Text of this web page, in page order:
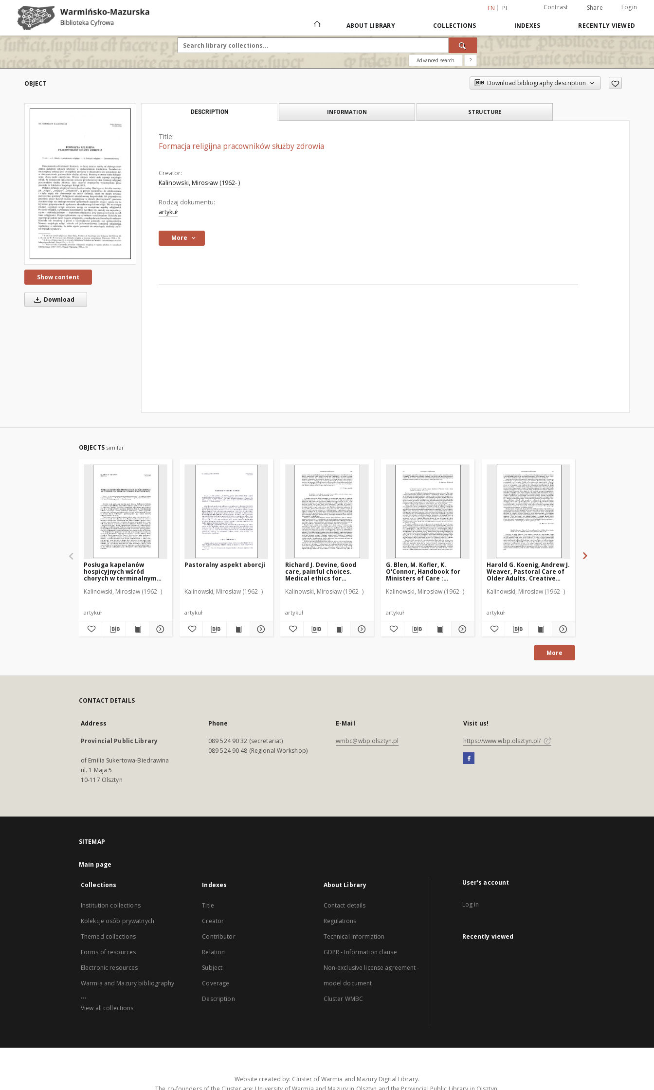
EN PL Contrast Share Login
ABOUT LIBRARY COLLECTIONS INDEXES RECENTLY VIEWED
Advanced search ?
OBJECT Download bibliography description
Show content
Download
DESCRIPTION INFORMATION STRUCTURE
Title:
Formacja religijna pracowników służby zdrowia
Creator:
Kalinowski, Mirosław (1962- )
Rodzaj dokumentu:
artykuł
More
OBJECTS similar
Posługa kapelanów
hospicyjnych wśród
chorych w terminalnym
nowotworowej
Kalinowski, Mirosław (1962- )
artykuł
Pastoralny aspekt aborcji
Kalinowski, Mirosław (1962- )
artykuł
Richard J. Devine, Good
care, painful choices.
Medical ethics for
[recenzja]
Kalinowski, Mirosław (1962- )
artykuł
G. Blen, M. Kofler, K.
O'Connor, Handbook for
Ministers of Care :
Kalinowski, Mirosław (1962- )
artykuł
Harold G. Koenig, Andrew J.
Weaver, Pastoral Care of
Older Adults. Creative
Counseling : [recenzja]
Kalinowski, Mirosław (1962- )
artykuł
More
CONTACT DETAILS
Address
Provincial Public Library
of Emilia Sukertowa-Biedrawina
ul. 1 Maja 5
10-117 Olsztyn
Phone
089 524 90 32 (secretariat)
089 524 90 48 (Regional Workshop)
E-Mail
wmbc@wbp.olsztyn.pl
Visit us!
https://www.wbp.olsztyn.pl/
SITEMAP
Main page
Collections
Institution collections
Kolekcje osób prywatnych
Themed collections
Forms of resources
Electronic resources
Warmia and Mazury bibliography
...
View all collections
Indexes
Title
Creator
Contributor
Relation
Subject
Coverage
Description
About Library
Contact details
Regulations
Technical Information
GDPR - Information clause
Non-exclusive license agreement -
model document
Cluster WMBC
User's account
Log in
Recently viewed
Website created by: Cluster of Warmia and Mazury Digital Library.